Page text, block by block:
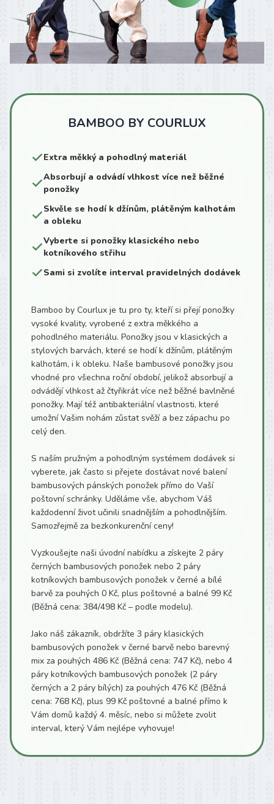
BAMBOO BY COURLUX
Extra měkký a pohodlný materiál
Absorbují a odvádí vlhkost více než běžné
ponožky
Skvěle se hodí k džínům, plátěným kalhotám
a obleku
Vyberte si ponožky klasického nebo
kotníkového střihu
Sami si zvolíte interval pravidelných dodávek
Bamboo by Courlux je tu pro ty, kteří si přejí ponožky
vysoké kvality, vyrobené z extra měkkého a
pohodlného materiálu. Ponožky jsou v klasických a
stylových barvách, které se hodí k džínům, plátěným
kalhotám, i k obleku. Naše bambusové ponožky jsou
vhodné pro všechna roční období, jelikož absorbují a
odvádějí vlhkost až čtyřikrát více než běžné bavlněné
ponožky. Mají též antibakteriální vlastnosti, které
umožní Vašim nohám zůstat svěží a bez zápachu po
celý den.
S naším pružným a pohodlným systémem dodávek si
vyberete, jak často si přejete dostávat nové balení
bambusových pánských ponožek přímo do Vaší
poštovní schránky. Uděláme vše, abychom Váš
každodenní život učinili snadnějším a pohodlnějším.
Samozřejmě za bezkonkurenční ceny!
Vyzkoušejte naši úvodní nabídku a získejte 2 páry
černých bambusových ponožek nebo 2 páry
kotníkových bambusových ponožek v černé a bílé
barvě za pouhých 0 Kč, plus poštovné a balné 99 Kč
(Běžná cena: 384/498 Kč – podle modelu).
Jako náš zákazník, obdržíte 3 páry klasických
bambusových ponožek v černé barvě nebo barevný
mix za pouhých 486 Kč (Běžná cena: 747 Kč), nebo 4
páry kotníkových bambusových ponožek (2 páry
černých a 2 páry bílých) za pouhých 476 Kč (Běžná
cena: 768 Kč), plus 99 Kč poštovné a balné přímo k
Vám domů každý 4. měsíc, nebo si můžete zvolit
interval, který Vám nejlépe vyhovuje!